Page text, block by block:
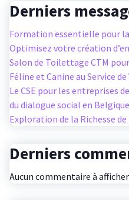
Derniers
Formation essentielle pour
Optimisez votre création
Salon de Toilettage CTM
Féline et Canine au Service
Le CSE pour les entreprises
du dialogue social en Belgique
Exploration de la Richesse
Derniers
Aucun commentaire à afficher.